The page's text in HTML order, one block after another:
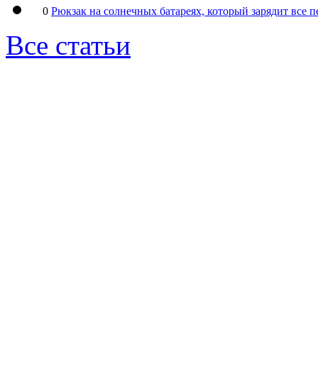
0 Рюкзак на солнечных батареях, который зарядит все
Все статьи